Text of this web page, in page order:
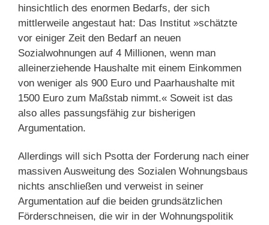
hinsichtlich des enormen Bedarfs, der sich
mittlerweile angestaut hat: Das Institut »schätzte
vor einiger Zeit den Bedarf an neuen
Sozialwohnungen auf 4 Millionen, wenn man
alleinerziehende Haushalte mit einem Einkommen
von weniger als 900 Euro und Paarhaushalte mit
1500 Euro zum Maßstab nimmt.« Soweit ist das
also alles passungsfähig zur bisherigen
Argumentation.
Allerdings will sich Psotta der Forderung nach einer
massiven Ausweitung des Sozialen Wohnungsbaus
nichts anschließen und verweist in seiner
Argumentation auf die beiden grundsätzlichen
Förderschneisen, die wir in der Wohnungspolitik